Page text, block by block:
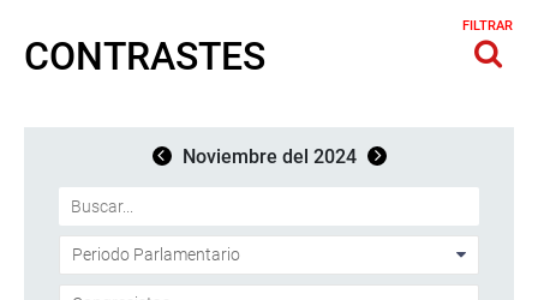
CONTRASTES
FILTRAR
Noviembre del 2024